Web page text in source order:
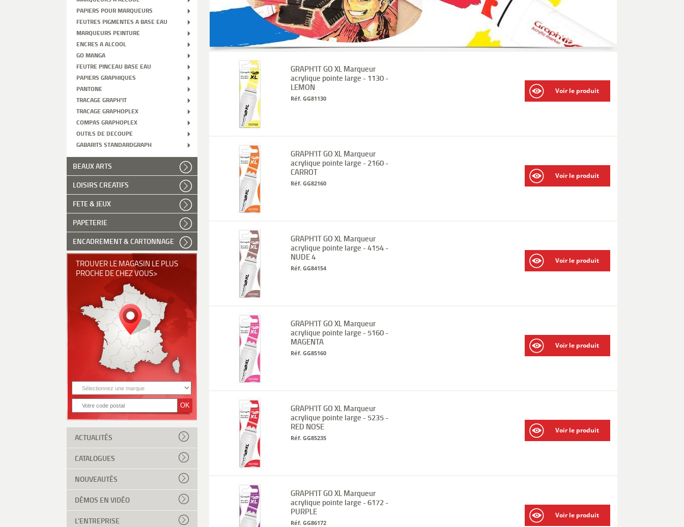
PAPIERS POUR MARQUEURS
FEUTRES PIGMENTES A BASE EAU
MARQUEURS PEINTURE
ENCRES A ALCOOL
GO MANGA
FEUTRE PINCEAU BASE EAU
PAPIERS GRAPHIQUES
PANTONE
TRACAGE GRAPH'IT
TRACAGE GRAPHOPLEX
COMPAS GRAPHOPLEX
OUTILS DE DECOUPE
GABARITS STANDARDGRAPH
BEAUX ARTS
LOISIRS CREATIFS
FETE & JEUX
PAPETERIE
ENCADREMENT & CARTONNAGE
TROUVER LE MAGASIN LE PLUS
PROCHE DE CHEZ VOUS>
ACTUALITÉS
CATALOGUES
NOUVEAUTÉS
DÉMOS EN VIDÉO
L'ENTREPRISE
GRAPH'IT GO XL Marqueur
acrylique pointe large - 1130 -
LEMON
Réf. GG81130
Voir le produit
GRAPH'IT GO XL Marqueur
acrylique pointe large - 2160 -
CARROT
Réf. GG82160
Voir le produit
GRAPH'IT GO XL Marqueur
acrylique pointe large - 4154 -
NUDE 4
Réf. GG84154
Voir le produit
GRAPH'IT GO XL Marqueur
acrylique pointe large - 5160 -
MAGENTA
Réf. GG85160
Voir le produit
GRAPH'IT GO XL Marqueur
acrylique pointe large - 5235 -
RED NOSE
Réf. GG85235
Voir le produit
GRAPH'IT GO XL Marqueur
acrylique pointe large - 6172 -
PURPLE
Réf. GG86172
Voir le produit